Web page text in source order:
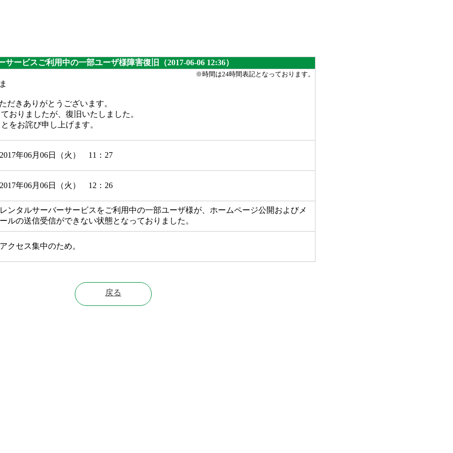
ービスご利用中の一部ユーザ様障害復旧（2017-06-06 12:36）
※時間は24時間表記となっております。
だきありがとうございます。
おりましたが、復旧いたしました。
をお詫び申し上げます。
2017年06月06日（火） 11：27
2017年06月06日（火） 12：26
レンタルサーバーサービスをご利用中の一部ユーザ様が、ホームページ公開およびメ
ールの送信受信ができない状態となっておりました。
アクセス集中のため。
戻る